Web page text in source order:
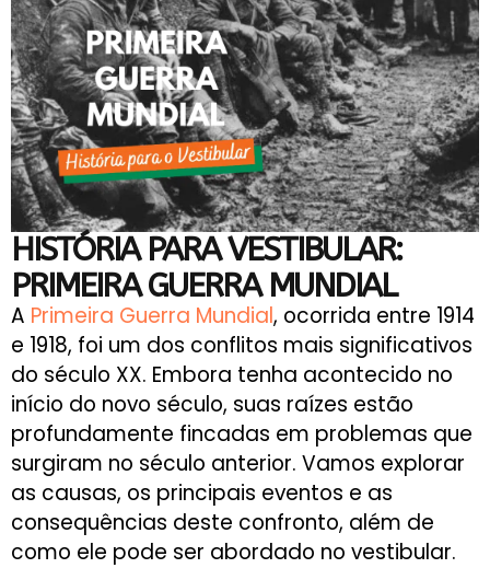
HISTÓRIA PARA VESTIBULAR:
PRIMEIRA GUERRA MUNDIAL
A Primeira Guerra Mundial, ocorrida entre 1914
e 1918, foi um dos conflitos mais significativos
do século XX. Embora tenha acontecido no
início do novo século, suas raízes estão
profundamente fincadas em problemas que
surgiram no século anterior. Vamos explorar
as causas, os principais eventos e as
consequências deste confronto, além de
como ele pode ser abordado no vestibular.